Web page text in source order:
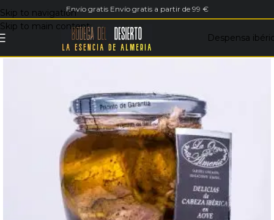
Skip to navigation
Skip to main content
Envío gratis Envío gratis a partir de 99 €
Despensa